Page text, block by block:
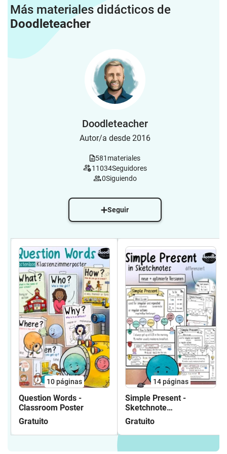
Más materiales didácticos de
Doodleteacher
Doodleteacher
Autor/a desde 2016
581 materiales
11034Seguidores
0Siguiendo
Seguir
10páginas
Question Words -
Classroom Poster
Gratuito
14páginas
Simple Present -
Sketchnote
Arbeitsblätter
Gratuito